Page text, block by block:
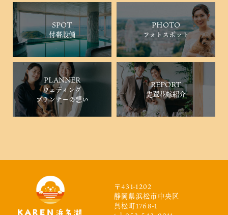
SPOT
付帯設備
PHOTO
フォトスポット
PLANNER
ウェディング
プランナーの想い
REPORT
先輩花嫁紹介
〒431-1202
静岡県浜松市中央区
呉松町1768-1